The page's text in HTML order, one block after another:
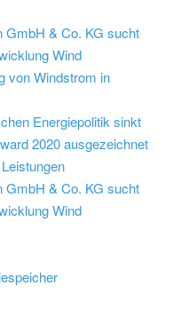
GmbH & Co. KG sucht
Wind
von Windstrom in
Energiepolitik sinkt
2020 ausgezeichnet
GmbH & Co. KG sucht
Wind